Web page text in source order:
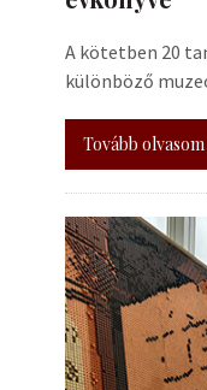
A kötetben 20
különböző
Tovább olvasom